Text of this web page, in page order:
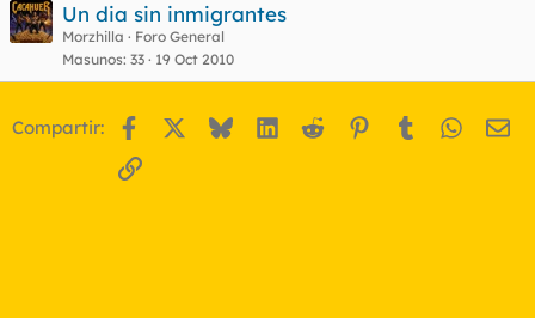
Un dia sin inmigrantes
Morzhilla
Foro General
Masunos 33 19 Oct 2010
Compartir: Facebook BlueskyLinkedIn
Reddit Pinterest
Tumblr
Enlace